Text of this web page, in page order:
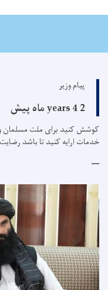
پیام وزیر
2 years 4 ماه پیش
کوشش کنید برای ملت مسلمان
خدمات ارایه کنید تا باشد